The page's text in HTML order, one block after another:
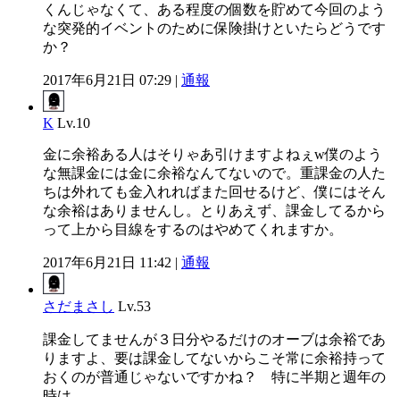
くんじゃなくて、ある程度の個数を貯めて今回のよう
な突発的イベントのために保険掛けといたらどうです
か？
2017年6月21日 07:29 | 通報
K Lv.10
金に余裕ある人はそりゃあ引けますよねぇw僕のよう
な無課金には金に余裕なんてないので。重課金の人た
ちは外れても金入れればまた回せるけど、僕にはそん
な余裕はありませんし。とりあえず、課金してるから
って上から目線をするのはやめてくれますか。
2017年6月21日 11:42 | 通報
さだまさし Lv.53
課金してませんが３日分やるだけのオーブは余裕であ
りますよ、要は課金してないからこそ常に余裕持って
おくのが普通じゃないですかね？ 特に半期と週年の